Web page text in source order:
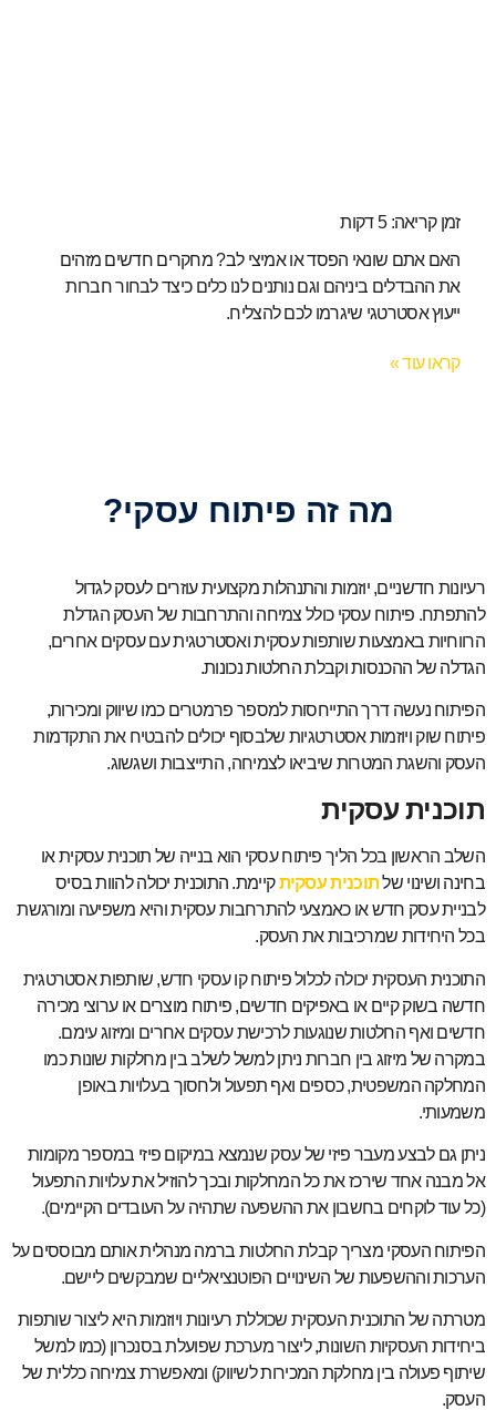
זמן קריאה:5דקות
האם אתם שונאי הפסד או אמיצי לב? מחקרים חדשים מזהים
את ההבדלים ביניהם וגם נותנים לנו כלים כיצד לבחור חברות
ייעוץ אסטרטגי שיגרמו לכם להצליח.
קראו עוד »
מה זה פיתוח עסקי?
רעיונות חדשניים, יוזמות והתנהלות מקצועית עוזרים לעסק לגדול
להתפתח. פיתוח עסקי כולל צמיחה והתרחבות של העסק הגדלת
הרווחיות באמצעות שותפות עסקית ואסטרטגית עם עסקים אחרים,
הגדלה של ההכנסות וקבלת החלטות נכונות.
הפיתוח נעשה דרך התייחסות למספר פרמטרים כמו שיווק ומכירות,
פיתוח שוק ויוזמות אסטרטגיות שלבסוף יכולים להבטיח את התקדמות
העסק והשגת המטרות שיביאו לצמיחה, התייצבות ושגשוג.
תוכנית עסקית
השלב הראשון בכל הליך פיתוח עסקי הוא בנייה של תוכנית עסקית או
בחינה ושינוי שלתוכנית עסקיתקיימת. התוכנית יכולה להוות בסיס
לבניית עסק חדש או כאמצעי להתרחבות עסקית והיא משפיעה ומורגשת
בכל היחידות שמרכיבות את העסק.
התוכנית העסקית יכולה לכלול פיתוח קו עסקי חדש, שותפות אסטרטגית
חדשה בשוק קיים או באפיקים חדשים, פיתוח מוצרים או ערוצי מכירה
חדשים ואף החלטות שנוגעות לרכישת עסקים אחרים ומיזוג עימם.
במקרה של מיזוג בין חברות ניתן למשל לשלב בין מחלקות שונות כמו
המחלקה המשפטית, כספים ואף תפעול ולחסוך בעלויות באופן
משמעותי.
ניתן גם לבצע מעבר פיזי של עסק שנמצא במיקום פיזי במספר מקומות
אל מבנה אחד שירכז את כל המחלקות ובכך להוזיל את עלויות התפעול
(כל עוד לוקחים בחשבון את ההשפעה שתהיה על העובדים הקיימים).
הפיתוח העסקי מצריך קבלת החלטות ברמה מנהלית אותם מבוססים על
הערכות וההשפעות של השינויים הפוטנציאליים שמבקשים ליישם.
מטרתה של התוכנית העסקית שכוללת רעיונות ויוזמות היא ליצור שותפות
ביחידות העסקיות השונות, ליצור מערכת שפועלת בסנכרון (כמו למשל
שיתוף פעולה בין מחלקת המכירות לשיווק) ומאפשרת צמיחה כללית של
העסק.